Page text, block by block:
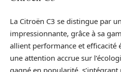
La Citroën C3 se distingue par
impressionnante, grâce à sa
allient performance et efficacité
une attention accrue sur
gagné en popularité,